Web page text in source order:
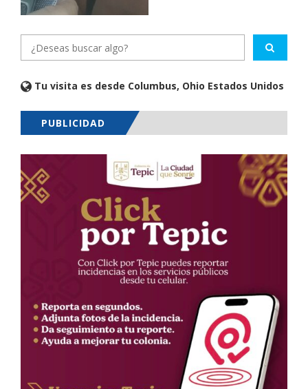
Tu visita es desde Columbus, Ohio Estados Unidos
PUBLICIDAD